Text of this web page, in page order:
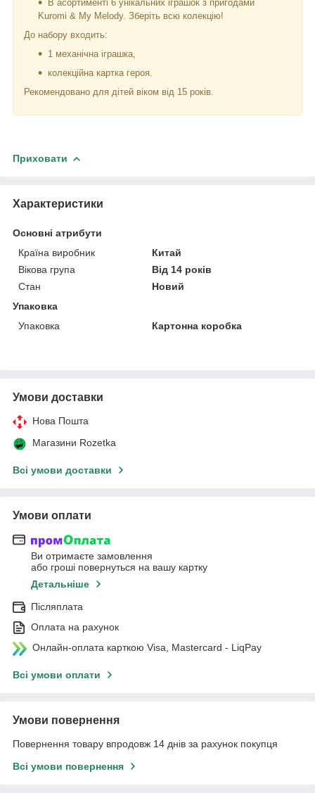
В асортименті 6 унікальних іграшок з пригодами
Kuromi & My Melodу. Зберіть всю колекцію!
До набору входить:
1 механічна іграшка,
колекційна картка героя.
Рекомендовано для дітей віком від 15 років.
Приховати
Характеристики
Основні атрибути
Країна виробник
Китай
Вікова група
Від 14 років
Стан
Новий
Упаковка
Упаковка
Картонна коробка
Умови доставки
Нова Пошта
Магазини Rozetka
Всі умови доставки
Умови оплати
Ви отримаєте замовлення
або гроші повернуться на вашу картку
Детальніше
Післяплата
Оплата на рахунок
Онлайн-оплата карткою Visa, Mastercard - LiqPay
Всі умови оплати
Умови повернення
Повернення товару впродовж 14 днів за рахунок покупця
Всі умови повернення